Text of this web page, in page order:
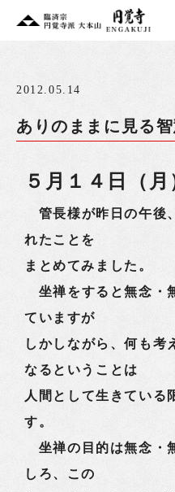
2012.05.14
ありのままに見る
５月１４日（月
管長様が昨日の午後
れたことを
まとめてみました。
坐禅をすると無念・
ていますが
しかしながら、何も考
なるということは
人間として生きている
す。
坐禅の目的は無念・
しろ、この